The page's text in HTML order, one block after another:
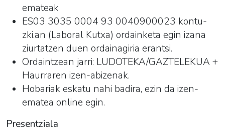
emateak
ES03 3035 0004 93 0040900023 kontu-
zki.an (Laboral Kutxa) ordainketa egin izana
ziurtatzen duen ordainagiria erantsi.
Ordaintzean jarri: LUDOTEKA/GAZTELEKUA +
Haurraren izen-abizenak.
Hobariak eskatu nahi badira, ezin da izen-
ematea online egin.
Presentziala